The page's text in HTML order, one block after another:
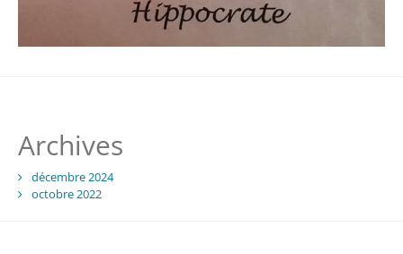
Archives
décembre 2024
octobre 2022